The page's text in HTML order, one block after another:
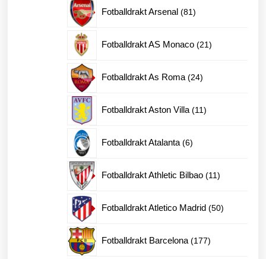
Fotballdrakt Arsenal 8181
Fotballdrakt AS Monaco 2121
Fotballdrakt As Roma 2424
Fotballdrakt Aston Villa 1111
Fotballdrakt Atalanta 66
Fotballdrakt Athletic Bilbao 1111
Fotballdrakt Atletico Madrid 5050
Fotballdrakt Barcelona 177177